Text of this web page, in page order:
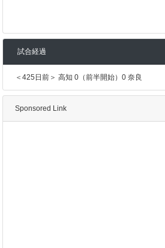
試合経過
＜425日前＞ 高知 0（前半開始）0 奈良
Sponsored Link